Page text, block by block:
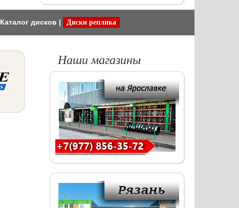
Каталог дисков | Диски реплика
Наши магазины